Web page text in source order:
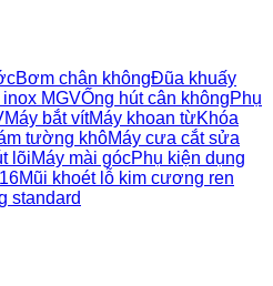
Bơm chân khôngĐũa khuấy
MGVỐng hút cân khôngPhụ
Máy bắt vítMáy khoan từKhóa
tường khôMáy cưa cắt sửa
lõiMáy mài gócPhụ kiện dụng
Mũi khoét lỗ kim cương ren
standard